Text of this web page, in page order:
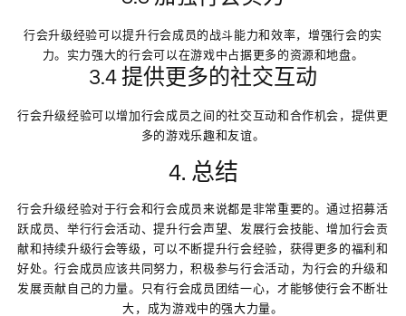
行会升级经验可以提升行会成员的战斗能力和效率，增强行会的实
力。实力强大的行会可以在游戏中占据更多的资源和地盘。
3.4 提供更多的社交互动
行会升级经验可以增加行会成员之间的社交互动和合作机会，提供更
多的游戏乐趣和友谊。
4. 总结
行会升级经验对于行会和行会成员来说都是非常重要的。通过招募活
跃成员、举行行会活动、提升行会声望、发展行会技能、增加行会贡
献和持续升级行会等级，可以不断提升行会经验，获得更多的福利和
好处。行会成员应该共同努力，积极参与行会活动，为行会的升级和
发展贡献自己的力量。只有行会成员团结一心，才能够使行会不断壮
大，成为游戏中的强大力量。